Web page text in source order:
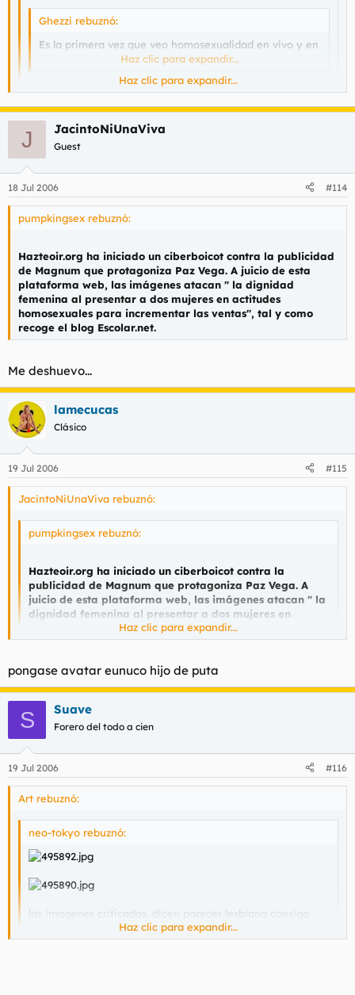
Ghezzi rebuznó:
Es la primera vez que veo homosexualidad en vivo y en
Haz clic para expandir...
Es una peli que te dejará húmedo.
Haz clic para expandir...
Sobre todo por los chorros que suelta la zorra de Cytherea
cuando se corre.
Haz clic para expandir...
J JacintoNiUnaViva
Guest
18 Jul 2006 #114
pumpkingsex rebuznó:
Hazteoir.org ha iniciado un ciberboicot contra la publicidad
de Magnum que protagoniza Paz Vega. A juicio de esta
plataforma web, las imágenes atacan " la dignidad
femenina al presentar a dos mujeres en actitudes
homosexuales para incrementar las ventas", tal y como
recoge el blog Escolar.net.
Me deshuevo...
lamecucas
Clásico
19 Jul 2006 #115
JacintoNiUnaViva rebuznó:
pumpkingsex rebuznó:
Hazteoir.org ha iniciado un ciberboicot contra la
publicidad de Magnum que protagoniza Paz Vega. A
juicio de esta plataforma web, las imágenes atacan " la
dignidad femenina al presentar a dos mujeres en
actitudes homosexuales para incrementar las ventas",
tal y como recoge el blog Escolar.net.
Haz clic para expandir...
Me deshuevo...
Haz clic para expandir...
pongase avatar eunuco hijo de puta
S Suave
Forero del todo a cien
19 Jul 2006 #116
Art rebuznó:
neo-tokyo rebuznó:
las imagenes criticadas, dicen parecer lesbiana consigo
Haz clic para expandir...
Haz clic para expandir...